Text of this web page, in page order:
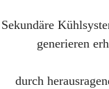
Sekundäre
generieren
durch